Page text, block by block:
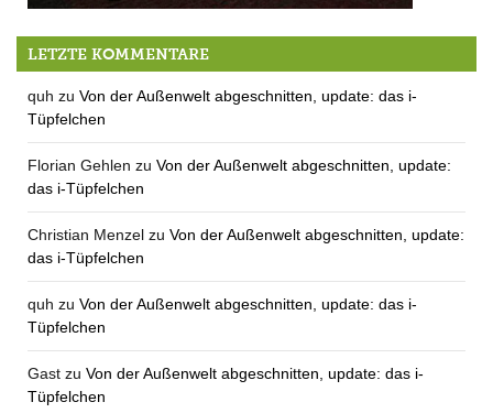
Winter-, Schnee- und andere Gaudi
LETZTE KOMMENTARE
quh zu Von der Außenwelt abgeschnitten, update: das i-
Tüpfelchen
Florian Gehlen zu Von der Außenwelt abgeschnitten, update:
das i-Tüpfelchen
Christian Menzel zu Von der Außenwelt abgeschnitten, update:
das i-Tüpfelchen
quh zu Von der Außenwelt abgeschnitten, update: das i-
Tüpfelchen
Gast zu Von der Außenwelt abgeschnitten, update: das i-
Tüpfelchen